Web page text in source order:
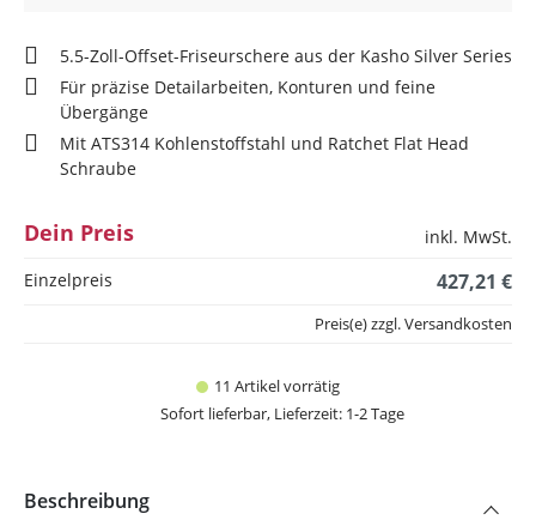
5.5-Zoll-Offset-Friseurschere aus der Kasho Silver Series
Für präzise Detailarbeiten, Konturen und feine
Übergänge
Mit ATS314 Kohlenstoffstahl und Ratchet Flat Head
Schraube
Dein Preis
inkl. MwSt.
Einzelpreis
427,21 €
11 Artikel vorrätig
Sofort lieferbar, Lieferzeit: 1-2 Tage
Preis(e) zzgl. Versandkosten
Beschreibung